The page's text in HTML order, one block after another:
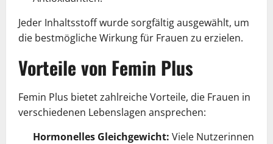
Jeder Inhaltsstoff wurde sorgfältig ausgewählt, um
die bestmögliche Wirkung für Frauen zu erzielen.
Vorteile von Femin Plus
Femin Plus bietet zahlreiche Vorteile, die Frauen in
verschiedenen Lebenslagen ansprechen:
Hormonelles Gleichgewicht: Viele Nutzerinnen